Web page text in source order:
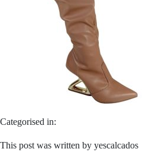
Categorised in:
This post was written by yescalcados